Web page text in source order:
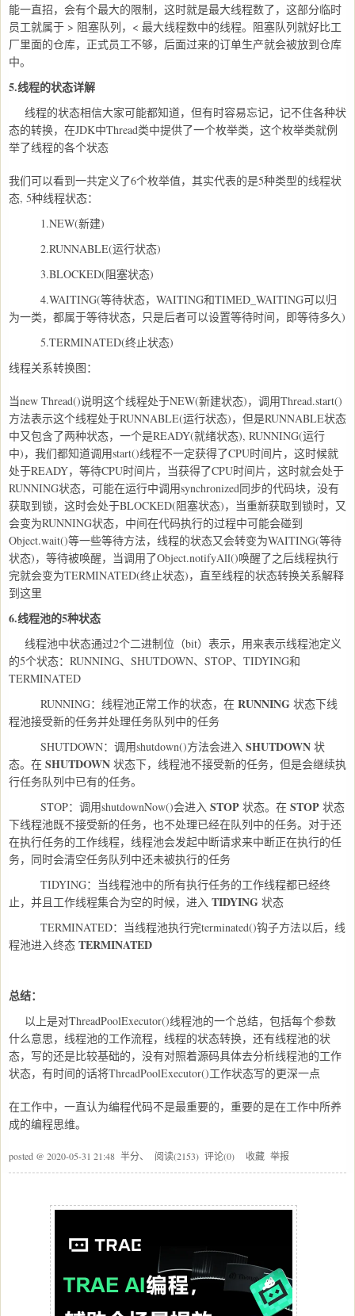
能一直招，会有个最大的限制，这时就是最大线程数了，这部分临时
员工就属于 > 阻塞队列，< 最大线程数中的线程。阻塞队列就好比工
厂里面的仓库，正式员工不够，后面过来的订单生产就会被放到仓库
中。
5.线程的状态详解
线程的状态相信大家可能都知道，但有时容易忘记，记不住各种状
态的转换，在JDK中Thread类中提供了一个枚举类，这个枚举类就例
举了线程的各个状态
我们可以看到一共定义了6个枚举值，其实代表的是5种类型的线程状
态, 5种线程状态：
1.NEW(新建)
2.RUNNABLE(运行状态)
3.BLOCKED(阻塞状态)
4.WAITING(等待状态，WAITING和TIMED_WAITING可以归
为一类，都属于等待状态，只是后者可以设置等待时间，即等待多久)
5.TERMINATED(终止状态)
线程关系转换图：
当new Thread()说明这个线程处于NEW(新建状态)，调用Thread.start()
方法表示这个线程处于RUNNABLE(运行状态)，但是RUNNABLE状态
中又包含了两种状态，一个是READY(就绪状态), RUNNING(运行
中)，我们都知道调用start()线程不一定获得了CPU时间片，这时候就
处于READY，等待CPU时间片，当获得了CPU时间片，这时就会处于
RUNNING状态，可能在运行中调用synchronized同步的代码块，没有
获取到锁，这时会处于BLOCKED(阻塞状态)，当重新获取到锁时，又
会变为RUNNING状态，中间在代码执行的过程中可能会碰到
Object.wait()等一些等待方法，线程的状态又会转变为WAITING(等待
状态)，等待被唤醒，当调用了Object.notifyAll()唤醒了之后线程执行
完就会变为TERMINATED(终止状态)，直至线程的状态转换关系解释
到这里
6.线程池的5种状态
线程池中状态通过2个二进制位（bit）表示，用来表示线程池定义
的5个状态： RUNNING、 SHUTDOWN、 STOP、 TIDYING和
TERMINATED
RUNNING：线程池正常工作的状态，在 RUNNING 状态下线
程池接受新的任务并处理任务队列中的任务
SHUTDOWN：调用shutdown()方法会进入 SHUTDOWN 状
态。在 SHUTDOWN 状态下，线程池不接受新的任务，但是会继续执
行任务队列中已有的任务。
STOP：调用shutdownNow()会进入 STOP 状态。在 STOP 状态
下线程池既不接受新的任务，也不处理已经在队列中的任务。对于还
在执行任务的工作线程，线程池会发起中断请求来中断正在执行的任
务，同时会清空任务队列中还未被执行的任务
TIDYING：当线程池中的所有执行任务的工作线程都已经终
止，并且工作线程集合为空的时候，进入 TIDYING 状态
TERMINATED：当线程池执行完terminated()钩子方法以后，线
程池进入终态 TERMINATED
总结：
以上是对ThreadPoolExecutor()线程池的一个总结，包括每个参数
什么意思，线程池的工作流程，线程的状态转换，还有线程池的状
态，写的还是比较基础的，没有对照着源码具体去分析线程池的工作
状态，有时间的话将ThreadPoolExecutor()工作状态写的更深一点
在工作中，一直认为编程代码不是最重要的，重要的是在工作中所养
成的编程思维。
posted @ 2020-05-31 21:48 半分、 阅读(2153) 评论(0) 收藏 举报